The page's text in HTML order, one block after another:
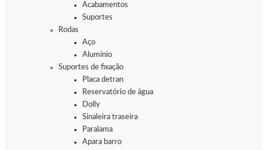
Acabamentos
Suportes
Rodas
Aço
Alumínio
Suportes de fixação
Placa detran
Reservatório de água
Dolly
Sinaleira traseira
Paralama
Apara barro